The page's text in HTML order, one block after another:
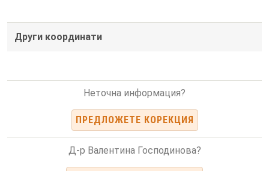
Други координати
Неточна информация?
ПРЕДЛОЖЕТЕ КОРЕКЦИЯ
Д-р Валентина Господинова?